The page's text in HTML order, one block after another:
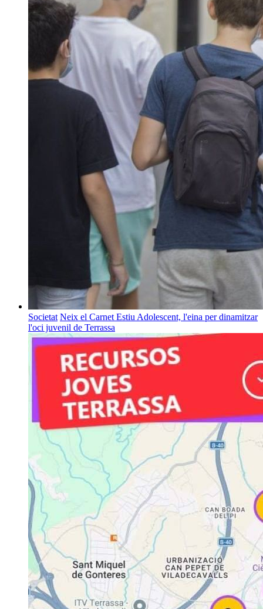
Societat Neix el Carnet Estiu Adolescent, l'eina per dinamitzar
l'oci juvenil de Terrassa